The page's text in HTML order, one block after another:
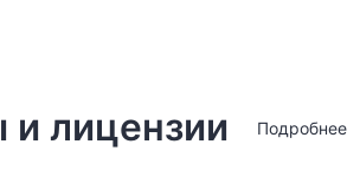
лицензии Подробнее